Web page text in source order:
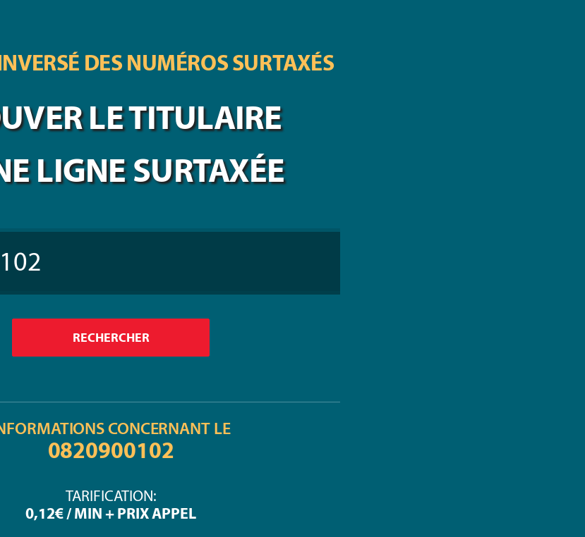
DESNUMÉROS SURTAXÉS
LE TITULAIRE
LIGNE SURTAXÉE
CONCERNANT LE
0820900102
TARIFICATION:
0,12€ / MIN + PRIX APPEL